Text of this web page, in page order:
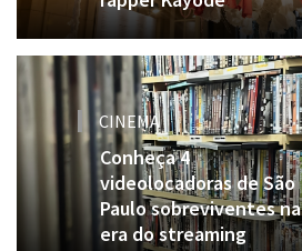
CINEMA
Conheça 4
videolocadoras de São
Paulo sobreviventes na
era do streaming